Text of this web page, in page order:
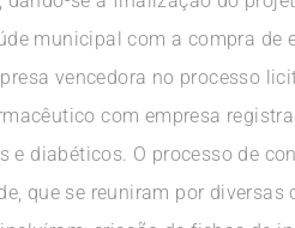
municipal com a compra de
vencedora no processo
com empresa
diabéticos. O processo de
que se reuniram por